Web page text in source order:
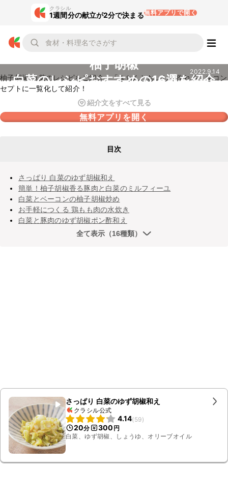
クラシル
1週間分の献立が2分で決まる無料アプリで開く
柚子胡椒
白菜のレシピおすすめの16選を紹介
2022.9.14
柚子胡椒 白菜のレシピをご紹介。「きちんとおいしく作れる」をコン
セプトに一覧化して紹介！
紹介文をすべて見る
無料アプリを開く
目次
さっぱり 白菜のゆず胡椒和え
簡単！柚子胡椒香る豚肉と白菜のミルフィーユ
白菜とベーコンの柚子胡椒炒め
お手軽につくる 鶏もも肉の水炊き
白菜と豚肉のゆず胡椒ポン酢和え
全て表示（16種類）
さっぱり 白菜のゆず胡椒和え
クラシル公式
4.14(59)
20分 300 円
白菜、ゆず胡椒、しょうゆ、オリーブオイル